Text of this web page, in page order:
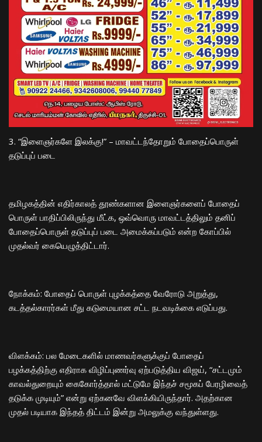
​3. “இளைஞர்களே இலக்கு!” – மாவட்டந்தோறும் போதைப்பொருள்
தடுப்புப் படை
​தமிழகத்தின் எதிர்காலத் தூண்களான இளைஞர்களைப் போதைப்
பொருள் பாதிப்பிலிருந்து மீட்க, ஒவ்வொரு மாவட்டத்திலும் தனிப்
போதைப்பொருள் தடுப்புப் படை அமைக்கப்படும் என்ற கோப்பில்
முதல்வர் கையெழுத்திட்டார்.
​நோக்கம்: போதைப் பொருள் புழக்கத்தை வேரோடு அறுத்து,
கடத்தல்காரர்கள் மீது கடுமையான சட்ட நடவடிக்கை எடுப்பது.
​விளக்கம்: பல மேடைகளில் மாணவர்களுக்குப் போதைப்
பழக்கத்திற்கு எதிராக விழிப்புணர்வு ஏற்படுத்திய விஜய், “சட்டமும்
காவல்துறையும் கைகோர்த்தால் மட்டுமே இந்தச் சமூகப் பேரழிவைத்
தடுக்க முடியும்” என்று ஏற்கனவே விளக்கியிருந்தார். அதற்கான
முதல் படியாக இந்தத் திட்டம் இன்று அமலுக்கு வந்துள்ளது.